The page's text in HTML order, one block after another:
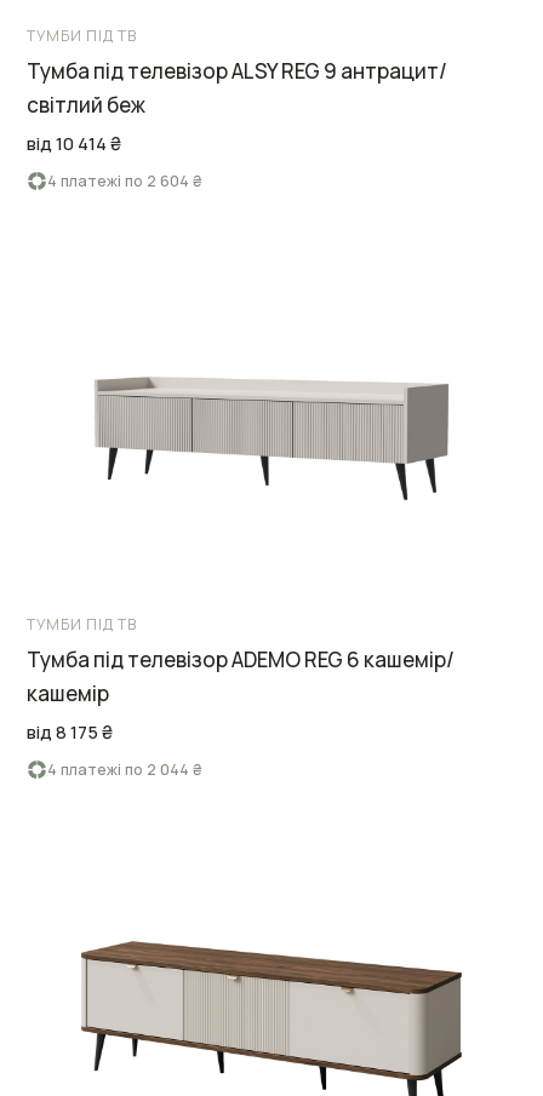
ТУМБИ ПІД ТВ
Тумба під телевізор ALSY REG 9 антрацит/
світлий беж
від 10 414 ₴
4 платежі по 2 604 ₴
ТУМБИ ПІД ТВ
Тумба під телевізор ADEMO REG 6 кашемір/
кашемір
від 8 175 ₴
4 платежі по 2 044 ₴